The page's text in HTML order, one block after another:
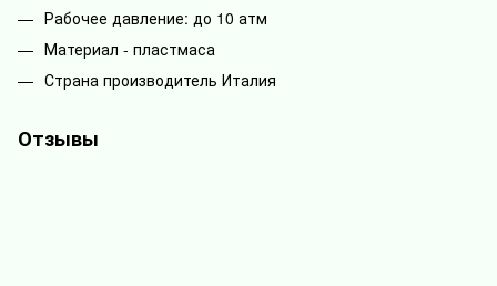
Рабочее давление: до 10 атм
Материал - пластмаса
Страна производитель Италия
Отзывы